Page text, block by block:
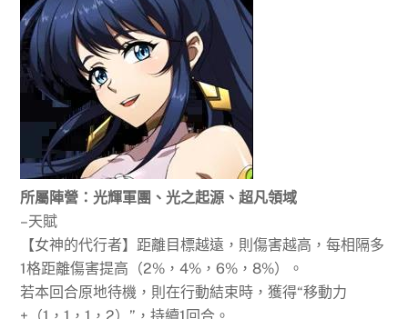
所屬陣營：光輝軍團、光之起源、超凡領域
–天賦
【女神的代行者】距離目標越遠，則傷害越高，每相隔多
1格距離傷害提高（2%，4%，6%，8%）。
若本回合原地待機，則在行動結束時，獲得“移動力
+（1，1，1，2）”，持續1回合。